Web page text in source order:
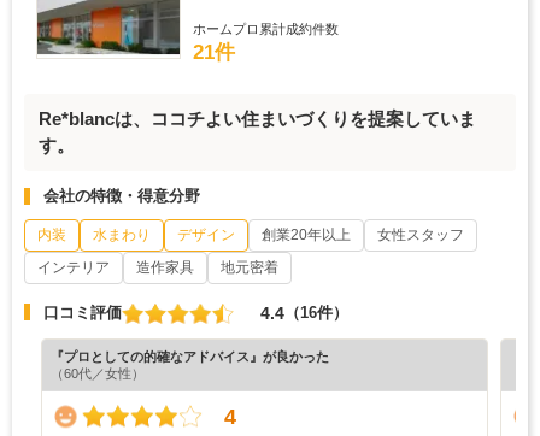
ホームプロ累計成約件数
21件
Re*blancは、ココチよい住まいづくりを提案していま
す。
会社の特徴・得意分野
内装 水まわり デザイン 創業20年以上
女性スタッフ
インテリア
造作家具 地元密着
口コミ評価 4.4 （16件）
『プロとしての的確なアドバイス』が良かった
（60代／女性）
4